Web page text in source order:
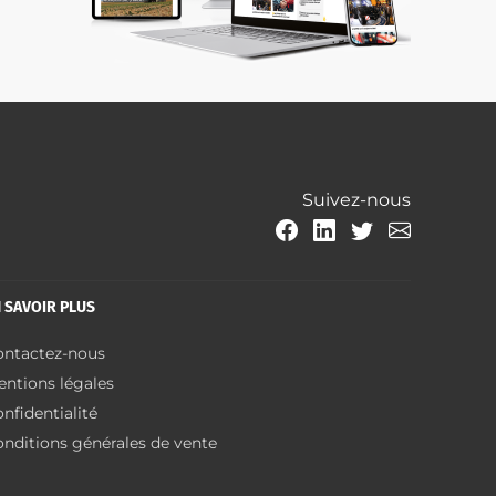
Suivez-nous
SAVOIR PLUS
nous
légales
générales de vente